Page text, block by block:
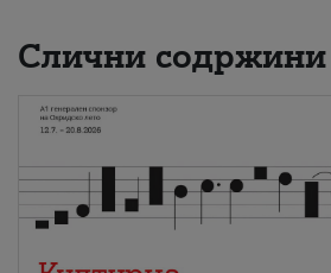
Слични содржини